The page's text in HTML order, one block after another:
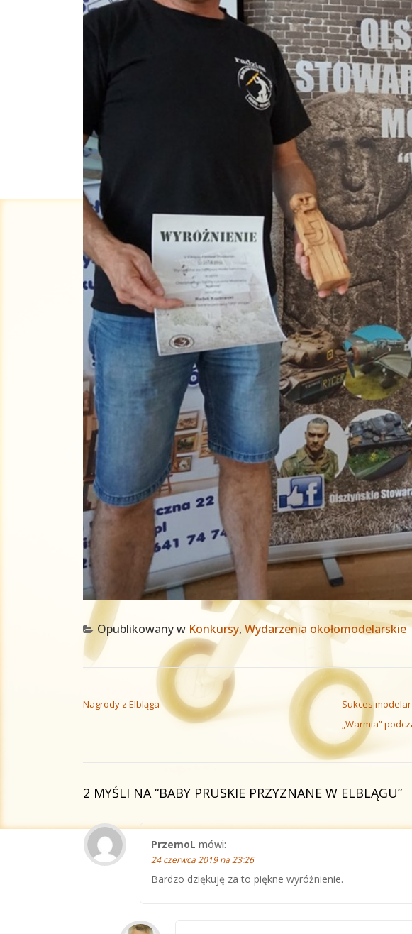
Opublikowany w Konkursy, Wydarzenia okołomodelarskie
NAWIGACJA WPISU
Nagrody z Elbląga
Sukces
„Warmia”
2 MYŚLI NA “BABY PRUSKIE PRZYZNANE W ELBLĄGU”
PrzemoL mówi:
24 czerwca 2019 na 23:26
Bardzo dziękuję za to piękne wyróżnienie.